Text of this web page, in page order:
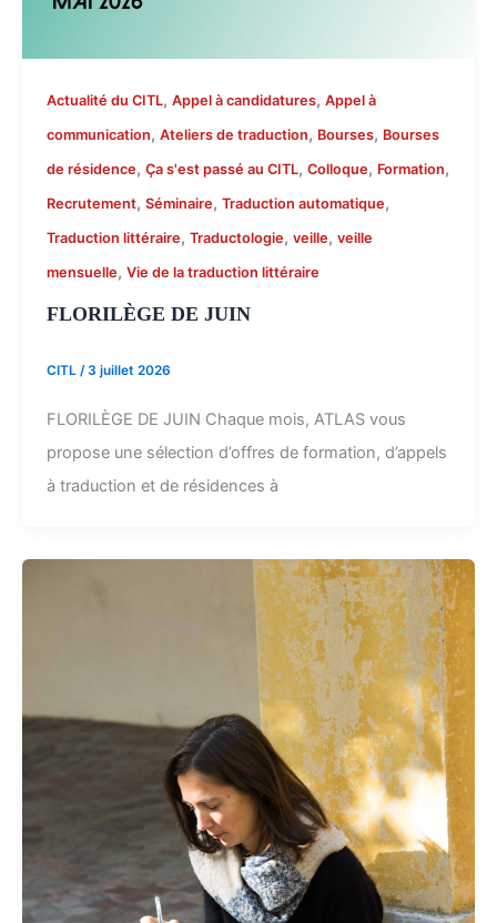
Actualité du CITL, Appel à candidatures, Appel à
communication, Ateliers de traduction, Bourses, Bourses
de résidence, Ça s'est passé au CITL, Colloque, Formation,
Recrutement, Séminaire, Traduction automatique,
Traduction littéraire, Traductologie, veille, veille
mensuelle, Vie de la traduction littéraire
FLORILÈGE DE JUIN
CITL /3 juillet 2026
FLORILÈGE DE JUIN Chaque mois, ATLAS vous
propose une sélection d’offres de formation, d’appels
à traduction et de résidences à